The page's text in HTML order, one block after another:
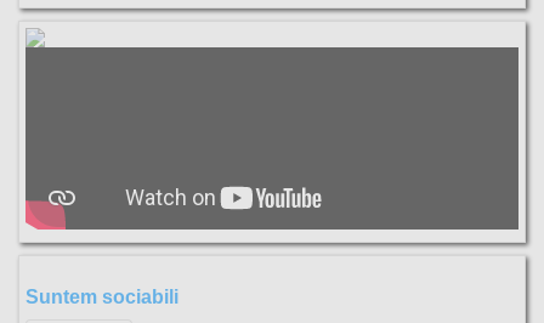
Suntem sociabili